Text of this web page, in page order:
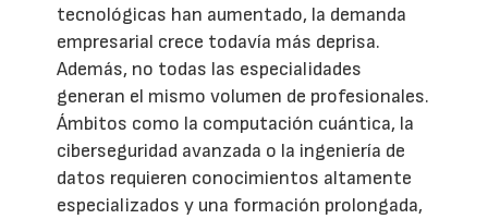
tecnológicas han aumentado, la demanda
empresarial crece todavía más deprisa.
Además, no todas las especialidades
generan el mismo volumen de profesionales.
Ámbitos como la computación cuántica, la
ciberseguridad avanzada o la ingeniería de
datos requieren conocimientos altamente
especializados y una formación prolongada,